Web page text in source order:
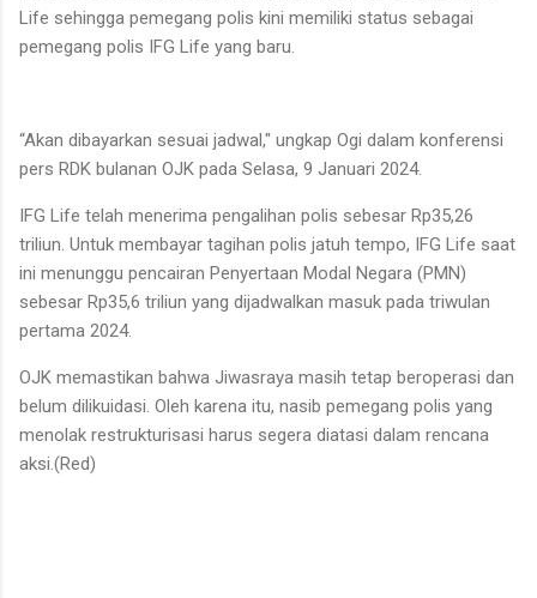
Life sehingga pemegang polis kini memiliki status sebagai
pemegang polis IFG Life yang baru.
“Akan dibayarkan sesuai jadwal," ungkap Ogi dalam konferensi
pers RDK bulanan OJK pada Selasa, 9 Januari 2024.
IFG Life telah menerima pengalihan polis sebesar Rp35,26
triliun. Untuk membayar tagihan polis jatuh tempo, IFG Life saat
ini menunggu pencairan Penyertaan Modal Negara (PMN)
sebesar Rp35,6 triliun yang dijadwalkan masuk pada triwulan
pertama 2024.
OJK memastikan bahwa Jiwasraya masih tetap beroperasi dan
belum dilikuidasi. Oleh karena itu, nasib pemegang polis yang
menolak restrukturisasi harus segera diatasi dalam rencana
aksi.(Red)